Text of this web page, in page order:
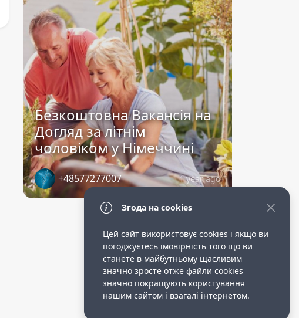
Безкоштовна Вакансія на
Догляд за літнім
чоловіком у Німеччині
+48577277007 1 year ago
Згода на cookies
Цей сайт використовує cookies і якщо ви
погоджуєтесь імовірність того що ви
станете в майбутньому щасливим
значно зросте отже файли cookies
значно покращують користування
нашим сайтом і взагалі інтернетом.